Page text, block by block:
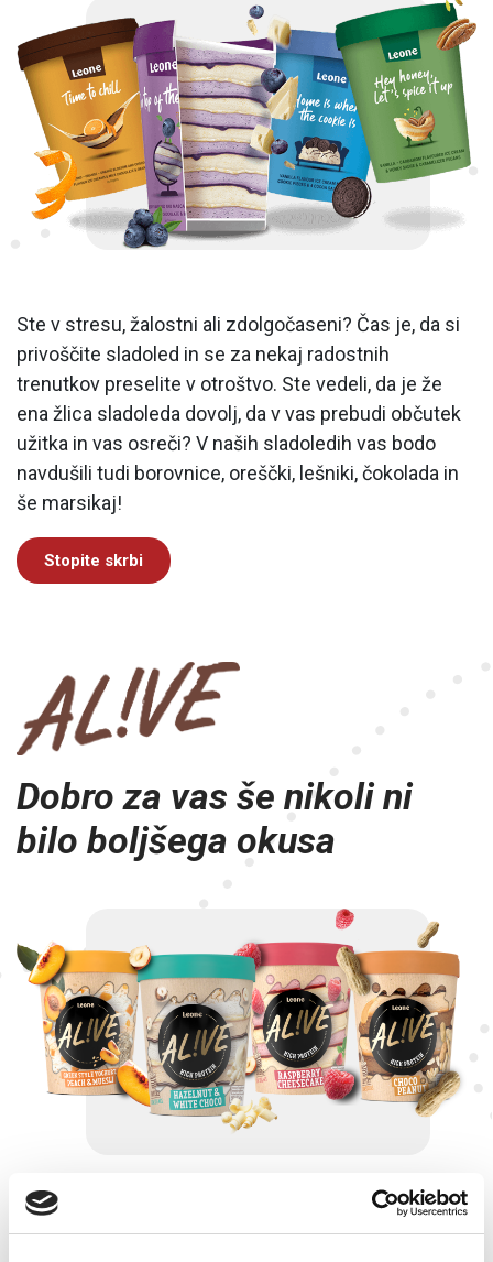
Ste v stresu, žalostni ali zdolgočaseni? Čas je, da si
privoščite sladoled in se za nekaj radostnih
trenutkov preselite v otroštvo. Ste vedeli, da je že
ena žlica sladoleda dovolj, da v vas prebudi občutek
užitka in vas osreči? V naših sladoledih vas bodo
navdušili tudi borovnice, oreščki, lešniki, čokolada in
še marsikaj!
Stopite skrbi
Dobro za vas še nikoli ni
bilo boljšega okusa
Biti fit je super, včasih pa paše tudi jesti sladoled.